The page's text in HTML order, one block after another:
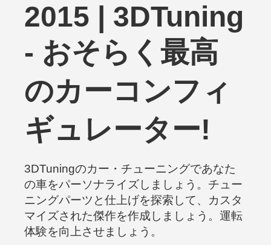
2015 | 3DTuning
- おそらく最高
のカーコンフィ
ギュレーター!
3DTuningのカー・チューニングであなた
の車をパーソナライズしましょう。チュー
ニングパーツと仕上げを探索して、カスタ
マイズされた傑作を作成しましょう。運転
体験を向上させましょう。